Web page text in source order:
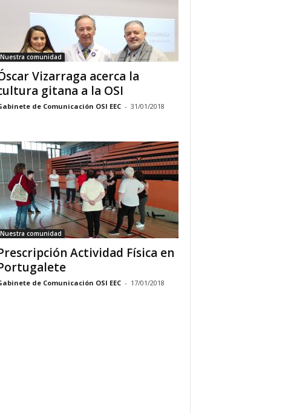
Nuestra comunidad
Vizarraga acerca la
gitana a la OSI
de Comunicación OSI EEC - 31/01/2018
Nuestra comunidad
Actividad Física en
de Comunicación OSI EEC - 17/01/2018